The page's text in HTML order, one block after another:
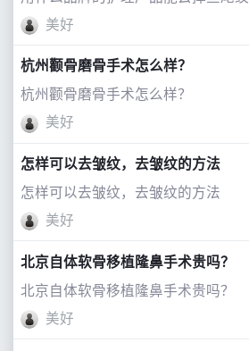
美好
杭州颧骨磨骨手术怎么样？
杭州颧骨磨骨手术怎么样？
美好
怎样可以去皱纹，去皱纹的方法
怎样可以去皱纹，去皱纹的方法
美好
北京自体软骨移植隆鼻手术贵吗？
北京自体软骨移植隆鼻手术贵吗？
美好